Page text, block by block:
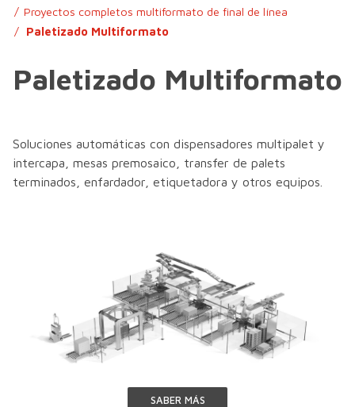
Proyectos completos multiformato de final de línea
Paletizado Multiformato
Paletizado Multiformato
Soluciones automáticas con dispensadores multipalet y
intercapa, mesas premosaico, transfer de palets
terminados, enfardador, etiquetadora y otros equipos.
SABER MÁS